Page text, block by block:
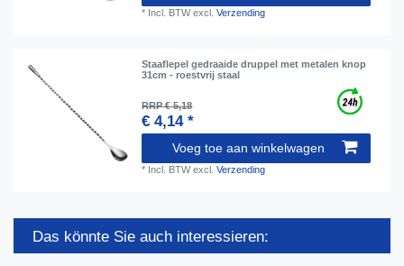
* Incl. BTWexcl.Verzending
Staaflepel gedraaide druppel met metalen knop
31cm - roestvrij staal
RRP € 5,18
€ 4,14 *
Voeg toe aan winkelwagen
* Incl. BTWexcl.Verzending
Das könnte Sie auch interessieren: